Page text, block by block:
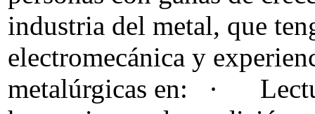
industria del metal, que
electromecánica y
metalúrgicas en: ·